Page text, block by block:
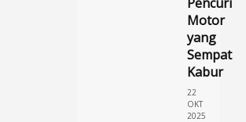
Motor
yang
Sempat
Kabur
22
OKT
2025